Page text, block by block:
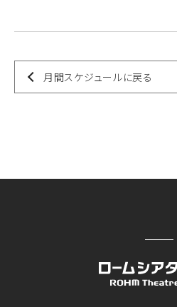
月間スケジュールに戻る